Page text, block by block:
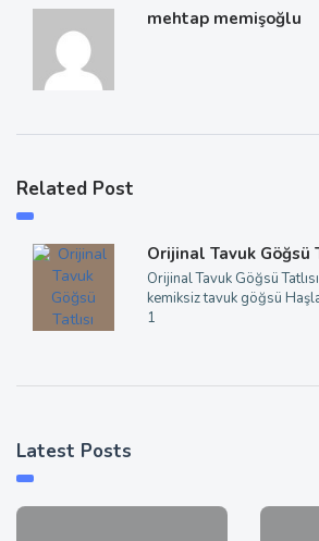
mehtap memişoğlu
Related Post
Orijinal Tavuk Göğsü
Orijinal Tavuk Göğsü
kemiksiz tavuk göğsü
1
Latest Posts